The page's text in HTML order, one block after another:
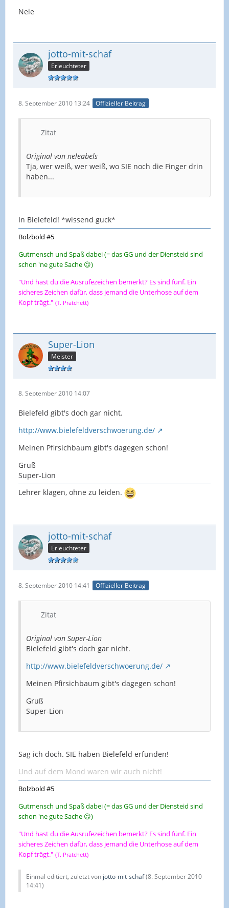
Nele
jotto-mit-schaf
Erleuchteter
8. September 2010 13:24 Offizieller Beitrag
Zitat
Original von neleabels
Tja, wer weiß, wer weiß, wo SIE noch die Finger drin
haben...
In Bielefeld! *wissend guck*
Bolzbold #5
Gutmensch und Spaß dabei (= das GG und der Diensteid sind
schon 'ne gute Sache 😉)
"Und hast du die Ausrufezeichen bemerkt? Es sind fünf. Ein
sicheres Zeichen dafür, dass jemand die Unterhose auf dem
Kopf trägt." (T. Pratchett)
Super-Lion
Meister
8. September 2010 14:07
Bielefeld gibt's doch gar nicht.
http://www.bielefeldverschwoerung.de/
Meinen Pfirsichbaum gibt's dagegen schon!
Gruß
Super-Lion
Lehrer klagen, ohne zu leiden.
jotto-mit-schaf
Erleuchteter
8. September 2010 14:41 Offizieller Beitrag
Zitat
Original von Super-Lion
Bielefeld gibt's doch gar nicht.
http://www.bielefeldverschwoerung.de/
Meinen Pfirsichbaum gibt's dagegen schon!
Gruß
Super-Lion
Sag ich doch. SIE haben Bielefeld erfunden!
Und auf dem Mond waren wir auch nicht!
Bolzbold #5
Gutmensch und Spaß dabei (= das GG und der Diensteid sind
schon 'ne gute Sache 😉)
"Und hast du die Ausrufezeichen bemerkt? Es sind fünf. Ein
sicheres Zeichen dafür, dass jemand die Unterhose auf dem
Kopf trägt." (T. Pratchett)
Einmal editiert, zuletzt von jotto-mit-schaf(8. September 2010
14:41)